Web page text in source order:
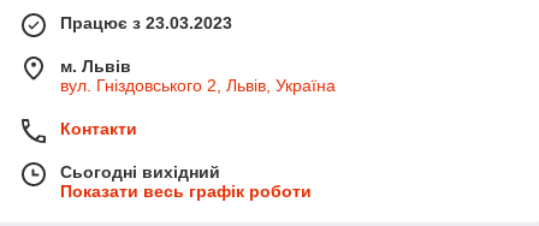
Працює з 23.03.2023
м. Львів
вул. Гніздовського 2, Львів, Україна
Контакти
Сьогодні вихідний
Показати весь графік роботи